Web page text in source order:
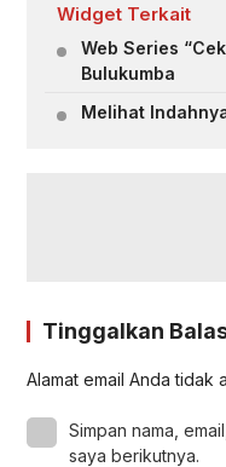
Widget Terkait
Web Series
Bulukumba
Melihat
Tinggalkan
Alamat email Anda tidak
Simpan nama,
saya berikutnya.